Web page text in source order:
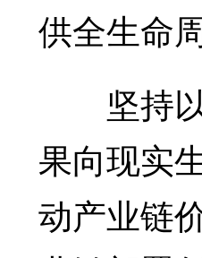
供全生命
坚持以
果向现实
动产业链